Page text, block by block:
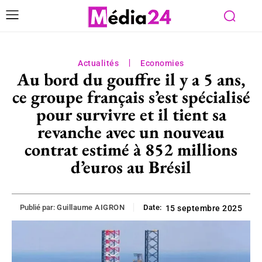
Actualités Economies
Au bord du gouffre il y a 5 ans,
ce groupe français s’est spécialisé
pour survivre et il tient sa
revanche avec un nouveau
contrat estimé à 852 millions
d’euros au Brésil
Publié par: Guillaume AIGRON Date: 15 septembre 2025